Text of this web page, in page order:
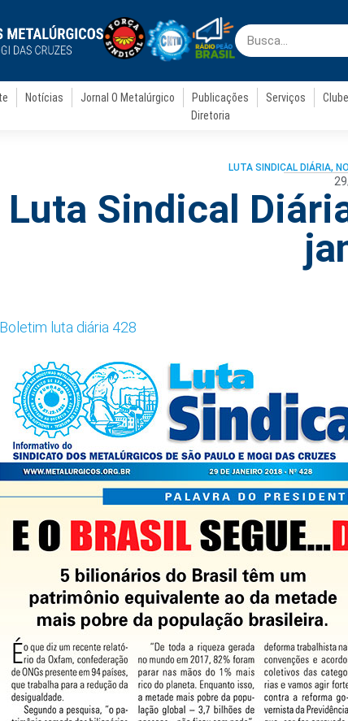
Notícias Jornal O Metalúrgico Publicações Serviços
Diretoria
LUTA SINDICAL DIÁRIA,
Luta Sindical
Boletim luta diária 428